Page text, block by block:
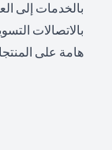
بالخدمات إلى
بالاتصالات
هامة على